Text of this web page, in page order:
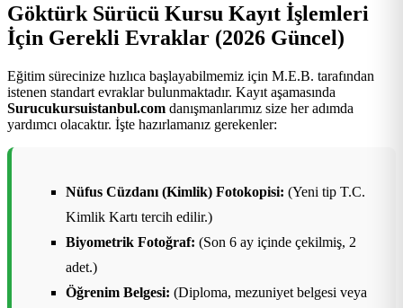
Göktürk Sürücü Kursu Kayıt İşlemleri
İçin Gerekli Evraklar (2026 Güncel)
Eğitim sürecinize hızlıca başlayabilmemiz için M.E.B. tarafından
istenen standart evraklar bulunmaktadır. Kayıt aşamasında
Surucukursuistanbul.com danışmanlarımız size her adımda
yardımcı olacaktır. İşte hazırlamanız gerekenler:
Nüfus Cüzdanı (Kimlik) Fotokopisi: (Yeni tip T.C.
Kimlik Kartı tercih edilir.)
Biyometrik Fotoğraf: (Son 6 ay içinde çekilmiş, 2
adet.)
Öğrenim Belgesi: (Diploma, mezuniyet belgesi veya